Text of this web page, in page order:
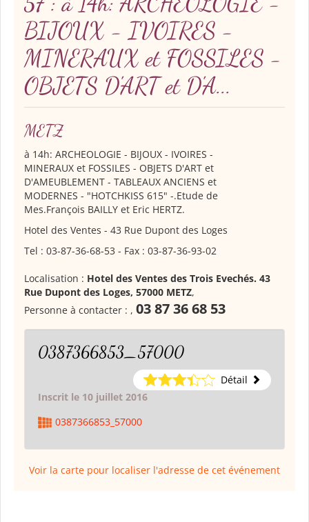
BIJOUX - IVOIRES -
MINERAUX et FOSSILES -
OBJETS D'ART et D'A...
METZ
à 14h: ARCHEOLOGIE - BIJOUX - IVOIRES -
MINERAUX et FOSSILES - OBJETS D'ART et
D'AMEUBLEMENT - TABLEAUX ANCIENS et
MODERNES - "HOTCHKISS 615" -.Etude de
Mes.François BAILLY et Eric HERTZ.
Hotel des Ventes - 43 Rue Dupont des Loges
Tel : 03-87-36-68-53 - Fax : 03-87-36-93-02
Localisation : Hotel des Ventes des Trois Evechés. 43
Rue Dupont des Loges, 57000 METZ,
Personne à contacter : , 03 87 36 68 53
0387366853_57000
Détail
Inscrit le 10 juillet 2016
0387366853_57000
Voir la carte pour localiser l'adresse de cet événement